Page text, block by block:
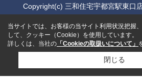
Copyright(c) 三和住宅宇都宮駅東口
当サイトでは、お客様の当サイト利用状況把握
して、クッキー（Cookie）を使用しています。
詳しくは、当社の 「Cookieの取扱いについて」
閉じる